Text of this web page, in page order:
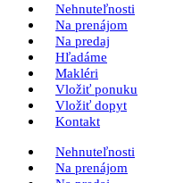
Nehnuteľnosti
Na prenájom
Na predaj
Hľadáme
Makléri
Vložiť ponuku
Vložiť dopyt
Kontakt
Nehnuteľnosti
Na prenájom